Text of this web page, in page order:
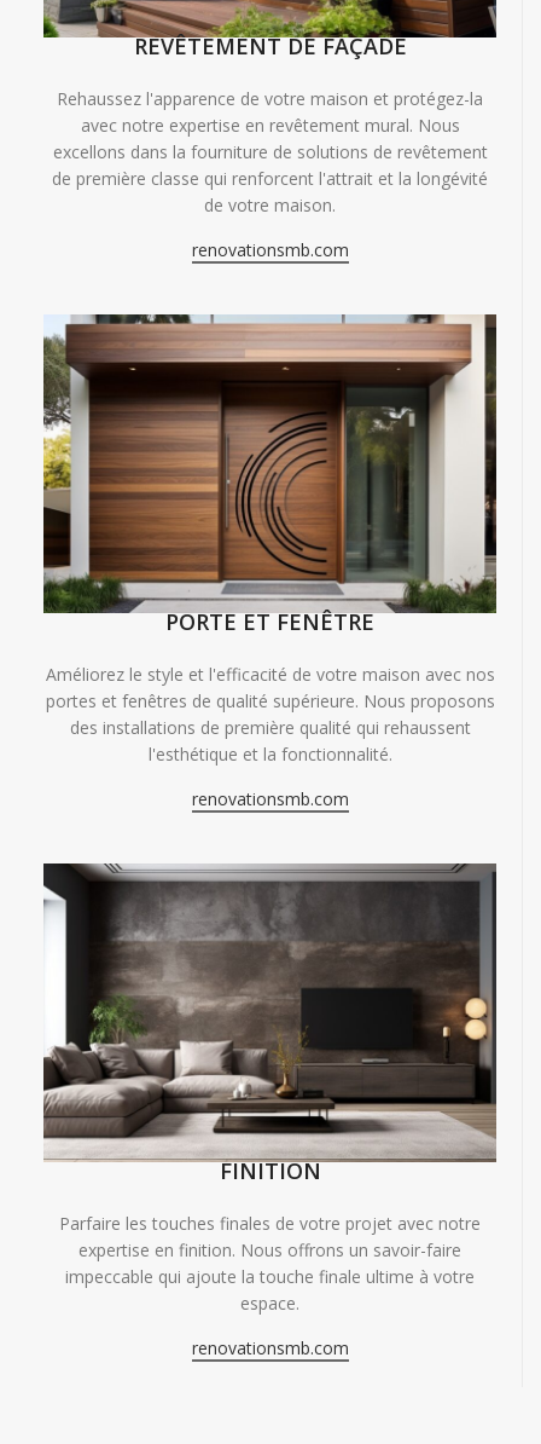
REVÊTEMENT DE FAÇADE
Rehaussez l'apparence de votre maison et protégez-la
avec notre expertise en revêtement mural. Nous
excellons dans la fourniture de solutions de revêtement
de première classe qui renforcent l'attrait et la longévité
de votre maison.
renovationsmb.com
PORTE ET FENÊTRE
Améliorez le style et l'efficacité de votre maison avec nos
portes et fenêtres de qualité supérieure. Nous proposons
des installations de première qualité qui rehaussent
l'esthétique et la fonctionnalité.
renovationsmb.com
FINITION
Parfaire les touches finales de votre projet avec notre
expertise en finition. Nous offrons un savoir-faire
impeccable qui ajoute la touche finale ultime à votre
espace.
renovationsmb.com